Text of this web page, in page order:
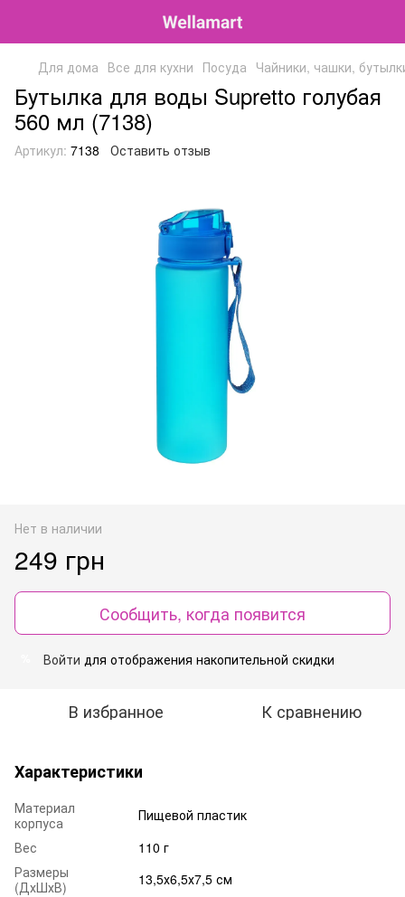
Для дома Все для кухни Посуда Чайники, чашки,
Бутылка для воды Supretto голубая
560 мл (7138)
Артикул: 7138 Оставить отзыв
Нет в наличии
249 грн
Сообщить, когда появится
Войти для отображения накопительной скидки
В избранное К сравнению
Характеристики
Материал
корпуса
Пищевой пластик
Вес
110 г
Размеры
(ДхШхВ)
13,5х6,5х7,5 см